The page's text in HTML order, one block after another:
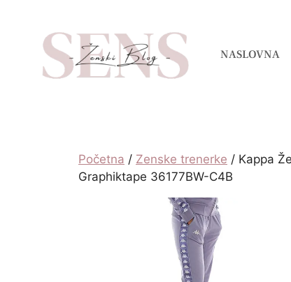
NASLOVNA
Početna / Zenske trenerke / Kappa
Graphiktape 36177BW-C4B